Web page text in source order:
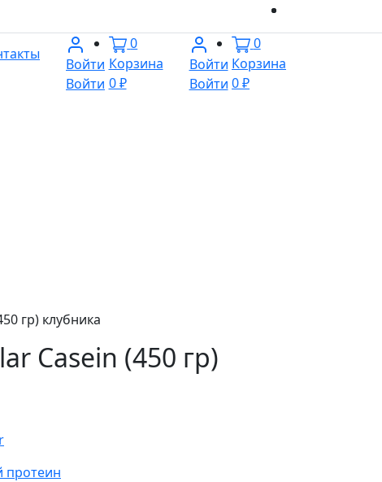
Войти
Войти
0
Корзина
0 ₽
Войти
Войти
0
Корзина
0 ₽
гр) клубника
Casein (450 гр)
протеин